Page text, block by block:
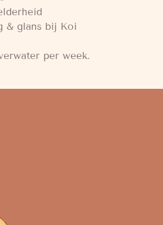
& glans bij Koi
per week.